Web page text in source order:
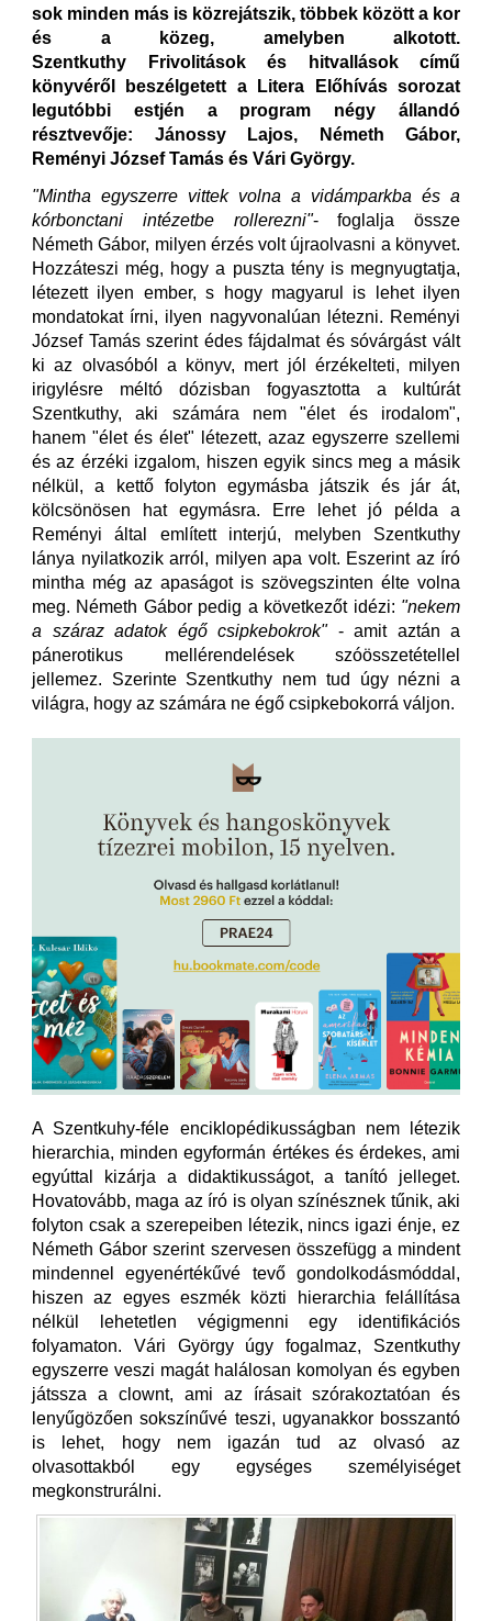
sok minden más is közrejátszik, többek között a kor
és a közeg, amelyben alkotott.
Szentkuthy Frivolitások és hitvallások című
könyvéről beszélgetett a Litera Előhívás sorozat
legutóbbi estjén a program négy állandó
résztvevője: Jánossy Lajos, Németh Gábor,
Reményi József Tamás és Vári György.
"Mintha egyszerre vittek volna a vidámparkba és a
kórbonctani intézetbe rollerezni"- foglalja össze
Németh Gábor, milyen érzés volt újraolvasni a könyvet.
Hozzáteszi még, hogy a puszta tény is megnyugtatja,
létezett ilyen ember, s hogy magyarul is lehet ilyen
mondatokat írni, ilyen nagyvonalúan létezni. Reményi
József Tamás szerint édes fájdalmat és sóvárgást vált
ki az olvasóból a könyv, mert jól érzékelteti, milyen
irigylésre méltó dózisban fogyasztotta a kultúrát
Szentkuthy, aki számára nem "élet és irodalom",
hanem "élet és élet" létezett, azaz egyszerre szellemi
és az érzéki izgalom, hiszen egyik sincs meg a másik
nélkül, a kettő folyton egymásba játszik és jár át,
kölcsönösen hat egymásra. Erre lehet jó példa a
Reményi által említett interjú, melyben Szentkuthy
lánya nyilatkozik arról, milyen apa volt. Eszerint az író
mintha még az apaságot is szövegszinten élte volna
meg. Németh Gábor pedig a következőt idézi: "nekem
a száraz adatok égő csipkebokrok" - amit aztán a
pánerotikus mellérendelések szóösszetétellel
jellemez. Szerinte Szentkuthy nem tud úgy nézni a
világra, hogy az számára ne égő csipkebokorrá váljon.
A Szentkuhy-féle enciklopédikusságban nem létezik
hierarchia, minden egyformán értékes és érdekes, ami
egyúttal kizárja a didaktikusságot, a tanító jelleget.
Hovatovább, maga az író is olyan színésznek tűnik, aki
folyton csak a szerepeiben létezik, nincs igazi énje, ez
Németh Gábor szerint szervesen összefügg a mindent
mindennel egyenértékűvé tevő gondolkodásmóddal,
hiszen az egyes eszmék közti hierarchia felállítása
nélkül lehetetlen végigmenni egy identifikációs
folyamaton. Vári György úgy fogalmaz, Szentkuthy
egyszerre veszi magát halálosan komolyan és egyben
játssza a clownt, ami az írásait szórakoztatóan és
lenyűgözően sokszínűvé teszi, ugyanakkor bosszantó
is lehet, hogy nem igazán tud az olvasó az
olvasottakból egy egységes személyiséget
megkonstrurálni.